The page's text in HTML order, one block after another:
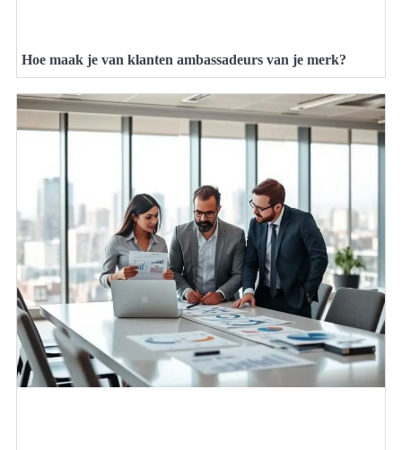
Hoe maak je van klanten ambassadeurs van je merk?